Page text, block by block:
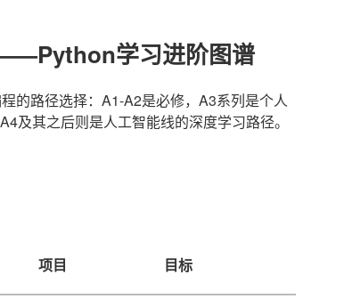
学习进阶图谱
的路径选择：A1-A2是必修，A3系列是个人
及其之后则是人工智能线的深度学习路径。
项目 目标